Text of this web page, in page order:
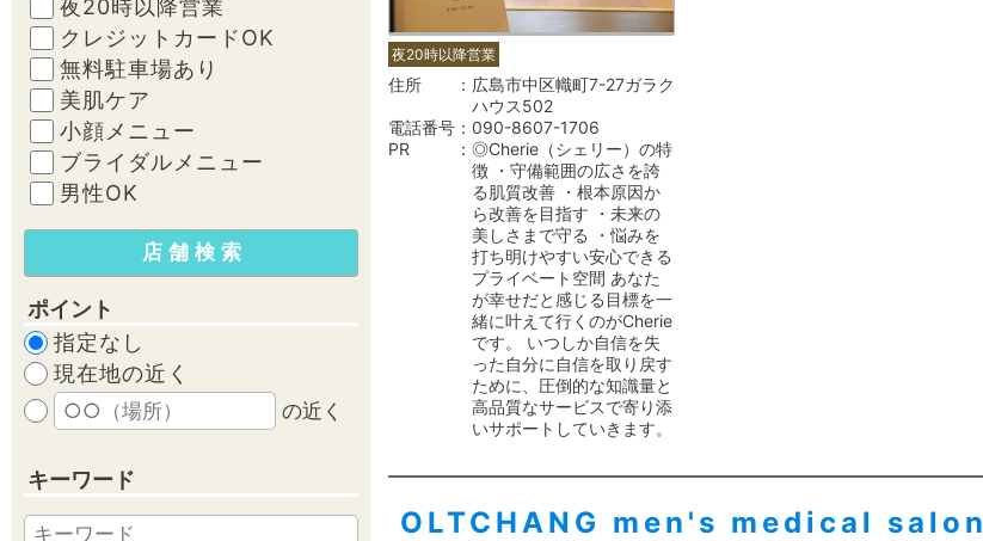
夜20時以降営業
クレジットカードOK
無料駐車場あり
美肌ケア
小顔メニュー
ブライダルメニュー
男性OK
ポイント
指定なし
現在地の近く
の近く
キーワード
夜20時以降営業
住所
広島市中区幟町7-27ガラク
ハウス502
電話番号
090-8607-1706
PR
◎Cherie（シェリー）の特
徴 ・守備範囲の広さを誇
る肌質改善 ・根本原因か
ら改善を目指す ・未来の
美しさまで守る ・悩みを
打ち明けやすい安心できる
プライベート空間 あなた
が幸せだと感じる目標を一
緒に叶えて行くのがCherie
です。 いつしか自信を失
った自分に自信を取り戻す
ために、圧倒的な知識量と
高品質なサービスで寄り添
いサポートしていきます。
OLTCHANG men's medical salon